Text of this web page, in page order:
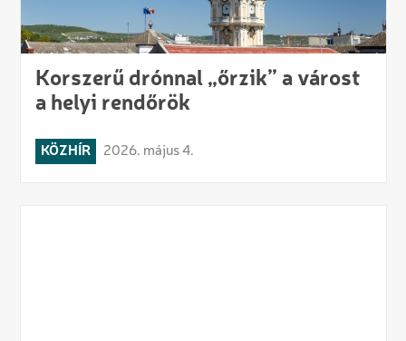
Korszerű drónnal „őrzik” a várost
a helyi rendőrök
KÖZHÍR 2026. május 4.